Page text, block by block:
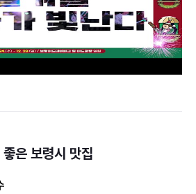
좋은 보령시 맛집